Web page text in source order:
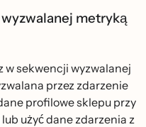
metryką
sekwencji wyzwalanej
przez zdarzenie
profilowe sklepu przy
użyć dane zdarzenia z